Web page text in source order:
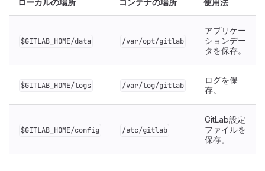
ローカルの場所 コンテナの場所 使用法
$GITLAB_HOME/data /var/opt/gitlab
アプリケー
ションデー
タを保存。
$GITLAB_HOME/logs /var/log/gitlab
ログを保
存。
$GITLAB_HOME/config /etc/gitlab
GitLab設定
ファイルを
保存。